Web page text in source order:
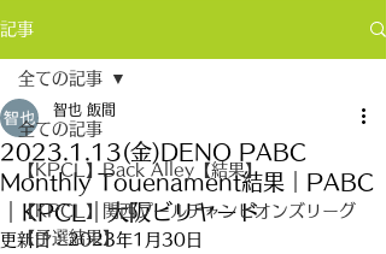
記事
全ての記事
【KPCL】Back Alley【結果】
【KPCL】関西プールチャンピオンズリーグ
【予選結果】
全ての記事
2023.1.13(金)DENO PABC
Monthly Touenament結果｜PABC
｜KPCL｜大阪ビリヤード
智也 飯間
更新日：2023年1月30日